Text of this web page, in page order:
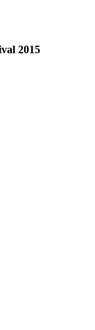
2015